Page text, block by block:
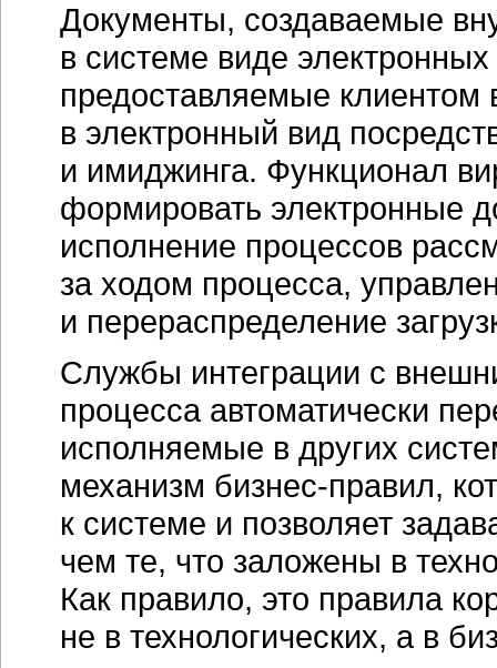
Документы, создаваемые
в системе виде
предоставляемые
в электронный вид
и имиджинга. Функционал
формировать электронные
исполнение процессов
за ходом процесса,
и перераспределение
Службы интеграции с
процесса автоматически
исполняемые в других
механизм бизнес-правил,
к системе и позволяет
чем те, что заложены в
Как правило, это правила
не в технологических, а в